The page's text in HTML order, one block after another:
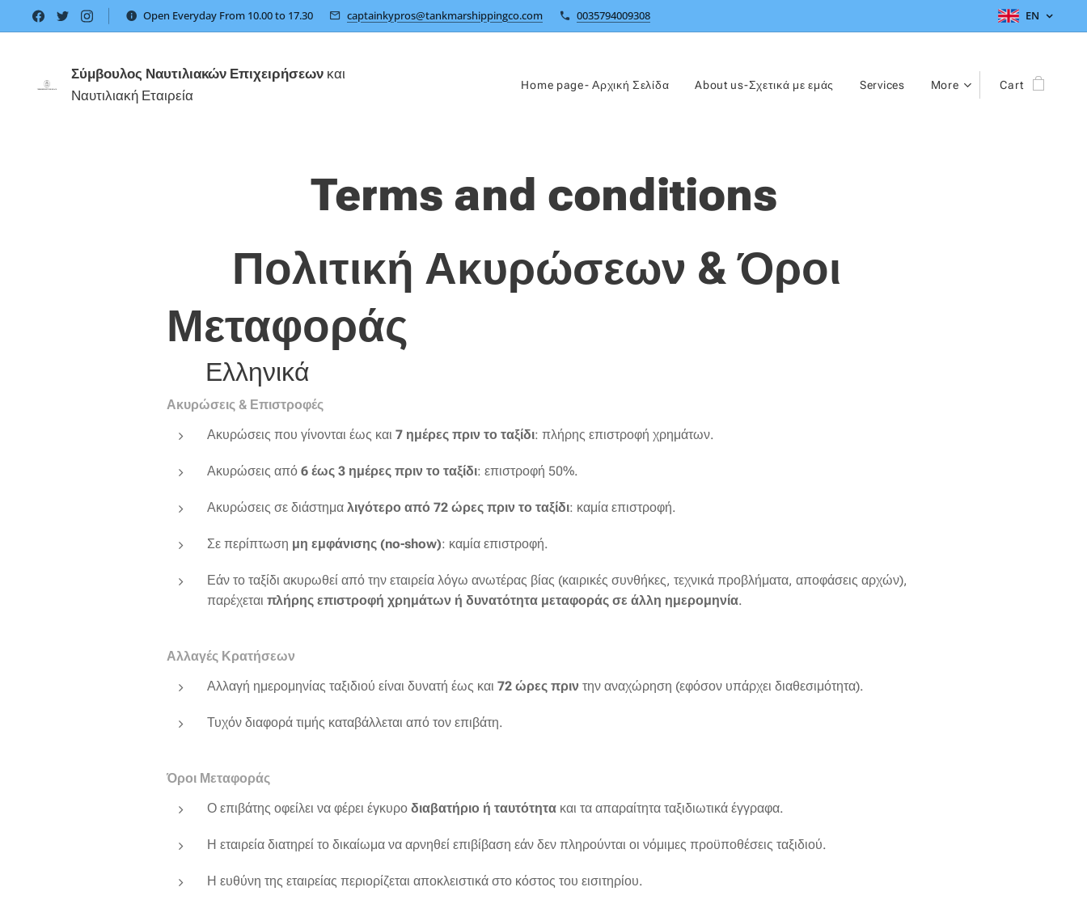
Open Everyday From 10.00 to 17.30 captainkypros@tankmarshippingco.com 0035794009308 EN
Σύμβουλος Ναυτιλιακών Επιχειρήσεων και
Ναυτιλιακή Εταιρεία
Home page- Αρχική Σελίδα About us-Σχετικά με εμάς Services More Cart
Terms and conditions
📌 Πολιτική Ακυρώσεων & Όροι
Μεταφοράς
🇬🇷 Ελληνικά
Ακυρώσεις & Επιστροφές
Ακυρώσεις που γίνονται έως και 7 ημέρες πριν το ταξίδι: πλήρης επιστροφή χρημάτων.
Ακυρώσεις από 6 έως 3 ημέρες πριν το ταξίδι: επιστροφή 50%.
Ακυρώσεις σε διάστημα λιγότερο από 72 ώρες πριν το ταξίδι: καμία επιστροφή.
Σε περίπτωση μη εμφάνισης (no-show): καμία επιστροφή.
Εάν το ταξίδι ακυρωθεί από την εταιρεία λόγω ανωτέρας βίας (καιρικές συνθήκες, τεχνικά προβλήματα, αποφάσεις αρχών),
παρέχεται πλήρης επιστροφή χρημάτων ή δυνατότητα μεταφοράς σε άλλη ημερομηνία.
Αλλαγές Κρατήσεων
Αλλαγή ημερομηνίας ταξιδιού είναι δυνατή έως και 72 ώρες πριν την αναχώρηση (εφόσον υπάρχει διαθεσιμότητα).
Τυχόν διαφορά τιμής καταβάλλεται από τον επιβάτη.
Όροι Μεταφοράς
Ο επιβάτης οφείλει να φέρει έγκυρο διαβατήριο ή ταυτότητακαι τα απαραίτητα ταξιδιωτικά έγγραφα.
Η εταιρεία διατηρεί το δικαίωμα να αρνηθεί επιβίβαση εάν δεν πληρούνται οι νόμιμες προϋποθέσεις ταξιδιού.
Η ευθύνη της εταιρείας περιορίζεται αποκλειστικά στο κόστος του εισιτηρίου.